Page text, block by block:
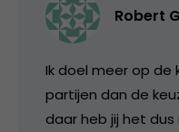
Robert
Ik doel meer op de
partijen dan de
daar heb jij het